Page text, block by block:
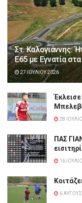
Στ. Καλογιάννης:
Ε65 με Εγνατία
27 ΙΟΥΛΊΟΥ 2026
28
ΠΑΣ
16
6